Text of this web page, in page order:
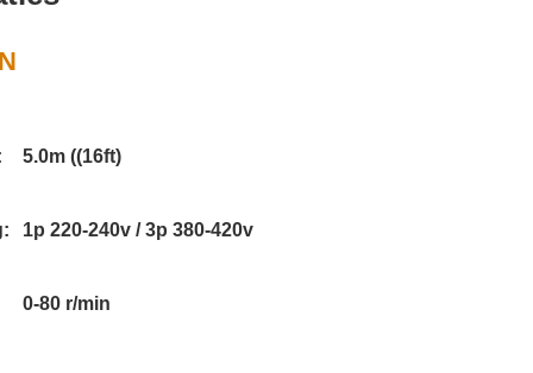
5.0m ((16ft)
1p 220-240v / 3p 380-420v
0-80 r/min